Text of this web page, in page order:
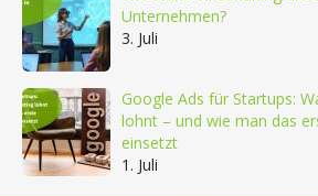
Unternehmen?
3. Juli
Google Ads für Startups:
lohnt – und wie man das
einsetzt
1. Juli